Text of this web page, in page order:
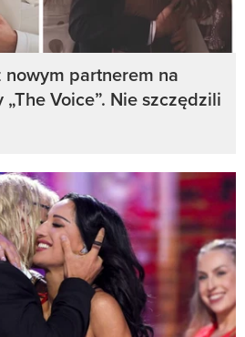
partnerem na
Voice”. Nie szczędzili